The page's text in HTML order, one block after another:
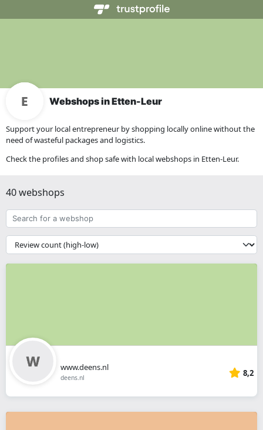
Webshops in Etten-Leur
Support your local entrepreneur by shopping locally online without the
need of wasteful packages and logistics.
Check the profiles and shop safe with local webshops in Etten-Leur.
40 webshops
Search
for
a
webshop
{{
__('Sort')
}}
www.deens.nl
deens.nl 8,2